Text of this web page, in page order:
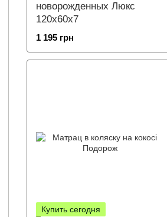
новорожденных Люкс
120х60х7
1 195 грн
Купить сегодня